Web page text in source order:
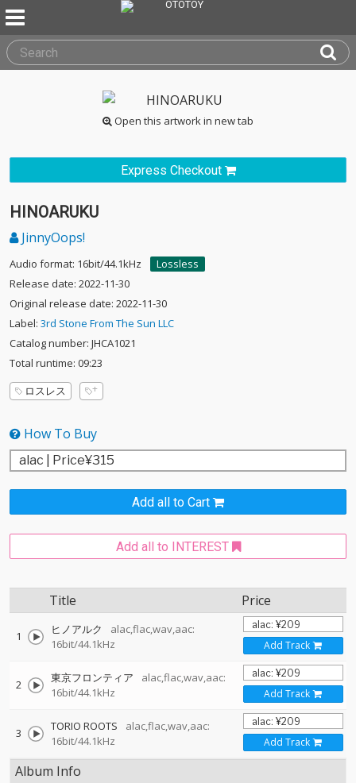
Open this artwork in new tab
Express Checkout
HINOARUKU
JinnyOops!
Audio format: 16bit/44.1kHz
Lossless
Release date: 2022-11-30
Original release date: 2022-11-30
Label: 3rd Stone From The Sun LLC
Catalog number: JHCA1021
Total runtime: 09:23
ロスレス
How To Buy
Add all to Cart
Add all to INTEREST
Title Price
1 ヒノアルク
alac,flac,wav,aac:
16bit/44.1kHz
Add Track
2 東京フロンティア
alac,flac,wav,aac:
16bit/44.1kHz
Add Track
3 TORIO ROOTS
alac,flac,wav,aac:
16bit/44.1kHz
Add Track
Album Info